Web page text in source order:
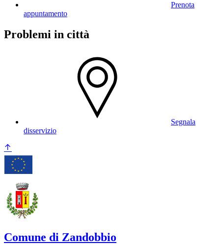
Prenota
appuntamento
Problemi in città
Segnala
disservizio
Comune di Zandobbio